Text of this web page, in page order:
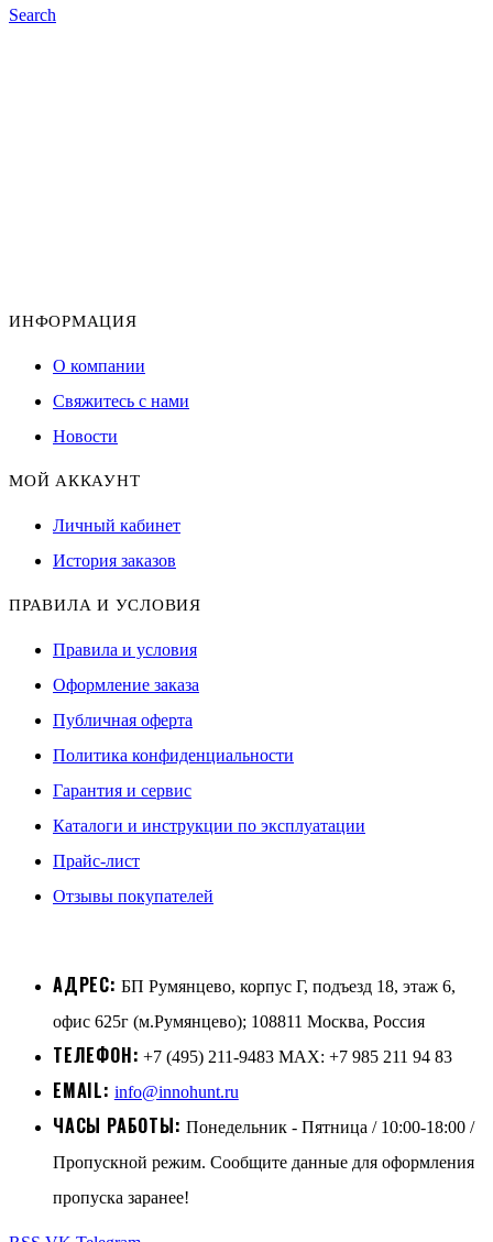
Search
ИНФОРМАЦИЯ
О компании
Свяжитесь с нами
Новости
МОЙ АККАУНТ
Личный кабинет
История заказов
ПРАВИЛА И УСЛОВИЯ
Правила и условия
Оформление заказа
Публичная оферта
Политика конфиденциальности
Гарантия и сервис
Каталоги и инструкции по эксплуатации
Прайс-лист
Отзывы покупателей
АДРЕС: БП Румянцево, корпус Г, подъезд 18, этаж 6,
офис 625г (м.Румянцево); 108811 Москва, Россия
ТЕЛЕФОН: +7 (495) 211-9483 MAX: +7 985 211 94 83
EMAIL: info@innohunt.ru
ЧАСЫ РАБОТЫ: Понедельник - Пятница / 10:00-18:00 /
Пропускной режим. Сообщите данные для оформления
пропуска заранее!